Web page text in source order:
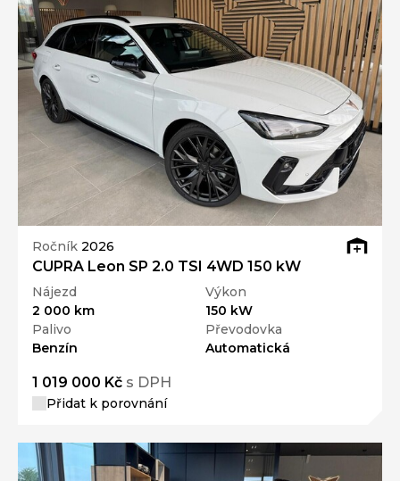
Ročník 2026
CUPRA Leon SP 2.0 TSI 4WD 150 kW
Nájezd
2 000 km
Výkon
150 kW
Palivo
Benzín
Převodovka
Automatická
1 019 000 Kč s DPH
Přidat k porovnání